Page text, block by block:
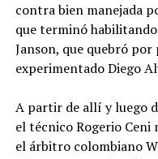
contra bien manejada
que terminó
Janson, que quebró
experimentado Diego
A partir de allí y luego
el técnico Rogerio
el árbitro colombiano